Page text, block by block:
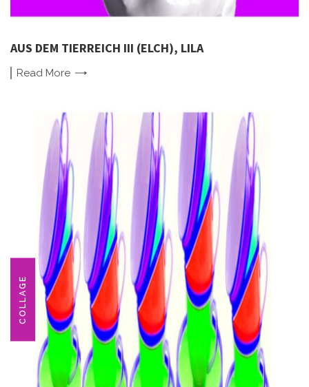
AUS DEM TIERREICH III (ELCH), LILA
Read More
COLLAGE